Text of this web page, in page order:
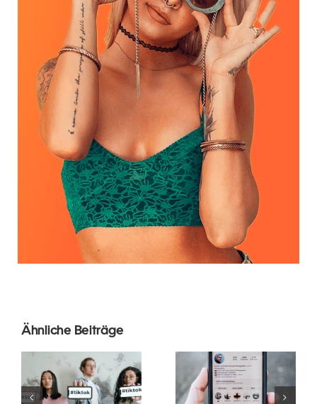
Ähnliche Beiträge
Die besten
TikTok-
Die Top 3
Plattformen
zum Planen